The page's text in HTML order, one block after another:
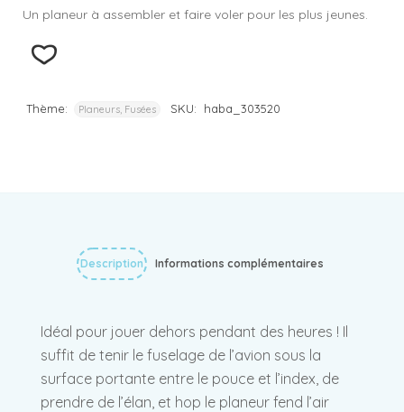
Un planeur à assembler et faire voler pour les plus jeunes.
Thème: Planeurs, Fusées SKU: haba_303520
Description Informations complémentaires
Idéal pour jouer dehors pendant des heures ! Il
suffit de tenir le fuselage de l’avion sous la
surface portante entre le pouce et l’index, de
prendre de l’élan, et hop le planeur fend l’air